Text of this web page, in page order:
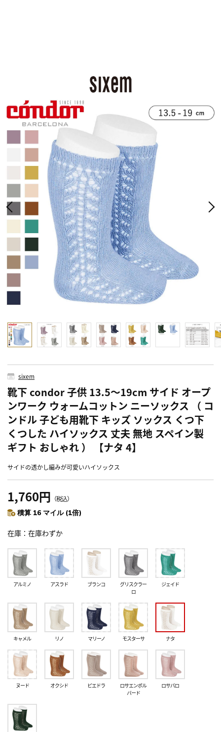
sixem
靴下 condor 子供 13.5～19cm サイド オープ
ンワーク ウォームコットン ニーソックス （ コ
ンドル 子ども用靴下 キッズ ソックス くつ下
くつした ハイソックス 丈夫 無地 スペイン製
ギフト おしゃれ ） 【ナタ 4】
サイドの透かし編みが可愛いハイソックス
1,760円 （税込）
積算 16 マイル (1倍)
在庫 在庫わずか
アルミノ アスラド ブランコ
グリスクラー
ロ
ジェイド
キャメル リノ マリーノ モスターサ ナタ
ヌード オクシド ピエドラ
ロサエンポル
バード
ロサパロ